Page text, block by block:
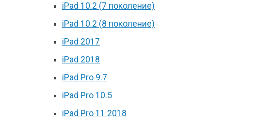
iPad 10.2 (7 поколение)
iPad 10.2 (8 поколение)
iPad 2017
iPad 2018
iPad Pro 9.7
iPad Pro 10.5
iPad Pro 11 2018